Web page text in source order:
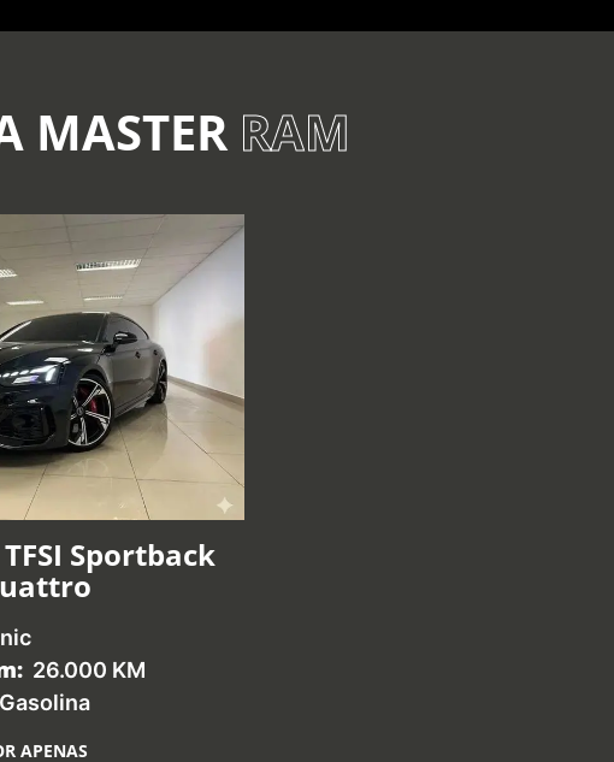
MASTER RAM
TFSI Sportback
26.000 KM
Gasolina
APENAS